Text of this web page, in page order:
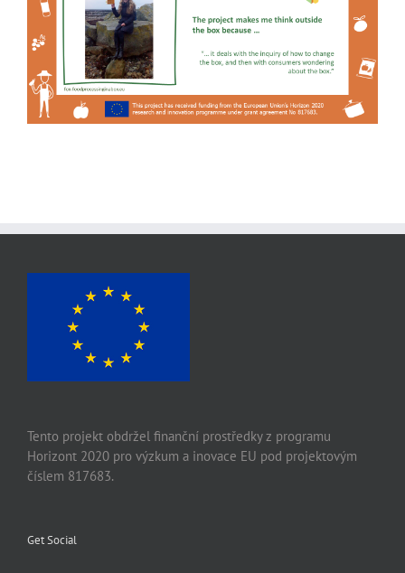
Tento projekt obdržel finanční prostředky z programu
Horizont 2020 pro výzkum a inovace EU pod projektovým
číslem 817683.
Get Social